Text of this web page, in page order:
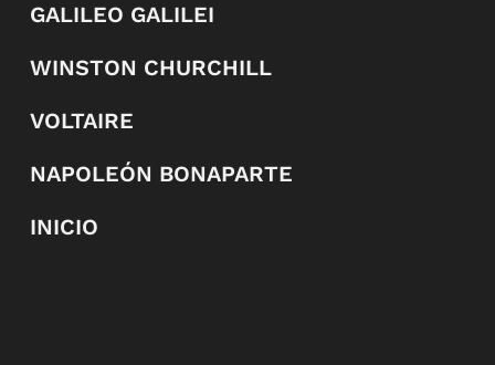
GALILEO GALILEI
WINSTON CHURCHILL
VOLTAIRE
NAPOLEÓN BONAPARTE
INICIO